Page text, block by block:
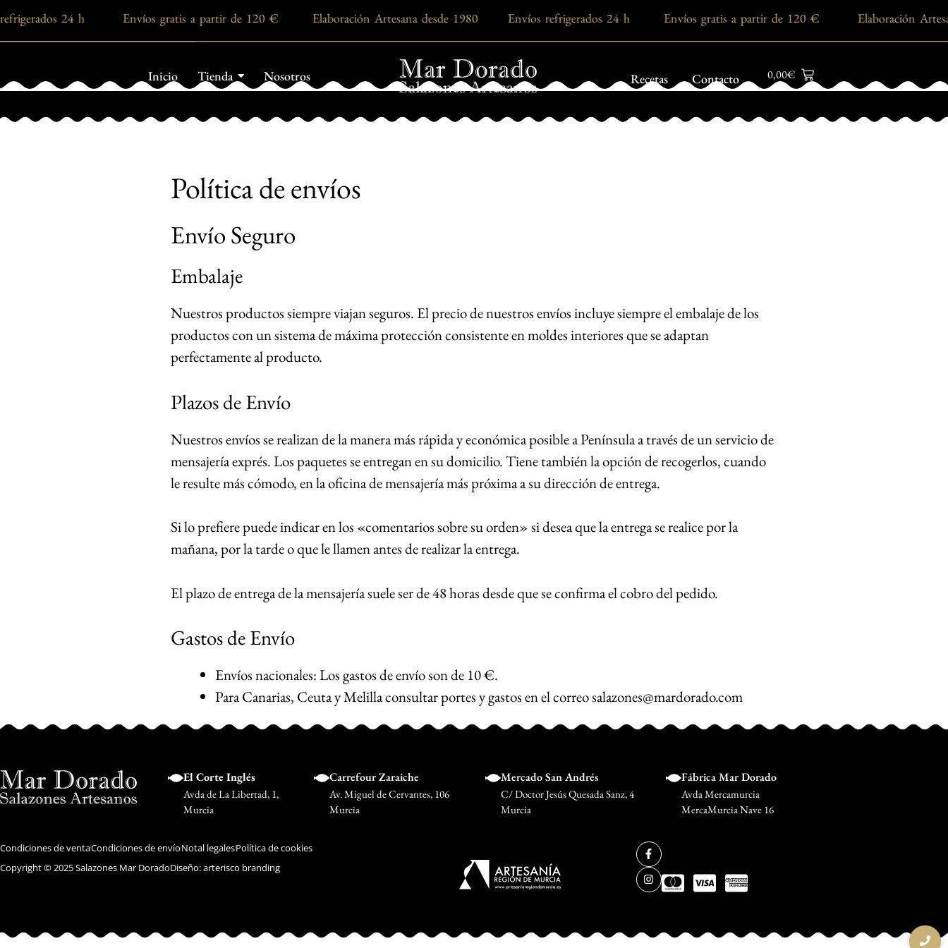
24 h Envíos gratis a partir de 120 € Elaboración Artesana desde 1980 Envíos refrigerados 24 h Envíos gratis a partir de 120 € Elaboración
Inicio Tienda Nosotros Recetas Contacto 0,00€
Política de envíos
Envío Seguro
Embalaje
Nuestros productos siempre viajan seguros. El precio de nuestros envíos incluye siempre el embalaje de los
productos con un sistema de máxima protección consistente en moldes interiores que se adaptan
perfectamente al producto.
Plazos de Envío
Nuestros envíos se realizan de la manera más rápida y económica posible a Península a través de un servicio de
mensajería exprés. Los paquetes se entregan en su domicilio. Tiene también la opción de recogerlos, cuando
le resulte más cómodo, en la oficina de mensajería más próxima a su dirección de entrega.
Si lo prefiere puede indicar en los «comentarios sobre su orden» si desea que la entrega se realice por la
mañana, por la tarde o que le llamen antes de realizar la entrega.
El plazo de entrega de la mensajería suele ser de 48 horas desde que se confirma el cobro del pedido.
Gastos de Envío
Envíos nacionales: Los gastos de envío son de 10 €.
Para Canarias, Ceuta y Melilla consultar portes y gastos en el correosalazones@mardorado.com
El Corte Inglés
Avda de La Libertad, 1,
Murcia
Carrefour Zaraiche
Av. Miguel de Cervantes, 106
Murcia
Mercado San Andrés
C/ Doctor Jesús Quesada Sanz, 4
Murcia
Fábrica Mar Dorado
Avda Mercamurcia
MercaMurcia Nave 16
Condiciones de ventaCondiciones de envíoNotal legalesPolítica de cookies
Copyright © 2025 Salazones Mar DoradoDiseño: arterisco branding